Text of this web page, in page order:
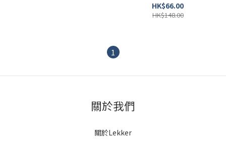
HK$66.00
HK$148.00
1
關於我們
關於Lekker